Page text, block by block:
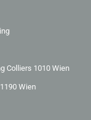
Colliers 1010 Wien
Wien